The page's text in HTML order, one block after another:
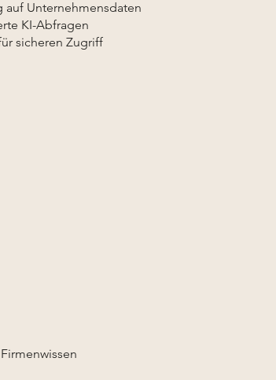
auf Unternehmensdaten
KI-Abfragen
sicheren Zugriff